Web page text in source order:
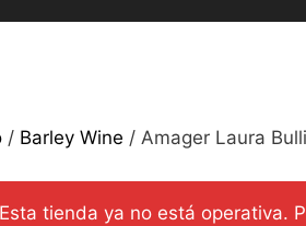
/ Barley Wine / Amager Laura
Esta tienda ya no está operativa.